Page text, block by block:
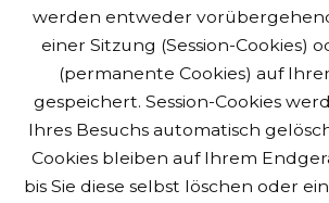
werden entweder
einer Sitzung (Session-Cookies)
(permanente Cookies) auf
gespeichert. Session-Cookies
Ihres Besuchs automatisch
Cookies bleiben auf Ihrem
bis Sie diese selbst löschen oder